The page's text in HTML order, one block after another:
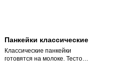
Панкейки классические
Классические панкейки
готовятся на молоке. Тесто